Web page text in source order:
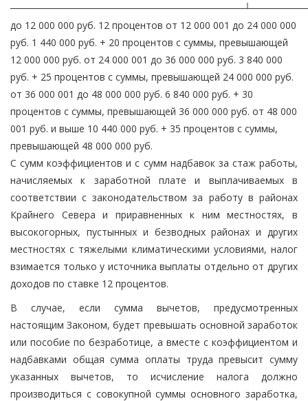
до 12 000 000 руб. 12 процентов от 12 000 001 до 24 000 000
руб. 1 440 000 руб. + 20 процентов с суммы, превышающей
12 000 000 руб. от 24 000 001 до 36 000 000 руб. 3 840 000
руб. + 25 процентов с суммы, превышающей 24 000 000 руб.
от 36 000 001 до 48 000 000 руб. 6 840 000 руб. + 30
процентов с суммы, превышающей 36 000 000 руб. от 48 000
001 руб. и выше 10 440 000 руб. + 35 процентов с суммы,
превышающей 48 000 000 руб.
С сумм коэффициентов и с сумм надбавок за стаж работы,
начисляемых к заработной плате и выплачиваемых в
соответствии с законодательством за работу в районах
Крайнего Севера и приравненных к ним местностях, в
высокогорных, пустынных и безводных районах и других
местностях с тяжелыми климатическими условиями, налог
взимается только у источника выплаты отдельно от других
доходов по ставке 12 процентов.
В случае, если сумма вычетов, предусмотренных
настоящим Законом, будет превышать основной заработок
или пособие по безработице, а вместе с коэффициентом и
надбавками общая сумма оплаты труда превысит сумму
указанных вычетов, то исчисление налога должно
производиться с совокупной суммы основного заработка,